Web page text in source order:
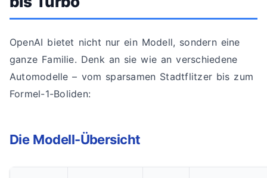
OpenAI bietet nicht nur ein Modell, sondern eine
ganze Familie. Denk an sie wie an verschiedene
Automodelle – vom sparsamen Stadtflitzer bis zum
Formel-1-Boliden:
Die Modell-Übersicht